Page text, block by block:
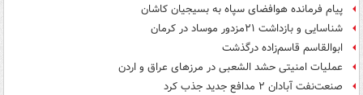
پیام فرمانده هوافضای سپاه به بسیجیان کاشان
شناسایی و بازداشت ۲۱مزدور موساد در کرمان
ابوالقاسم قاسم‌زاده درگذشت
عملیات امنیتی حشد الشعبی در مرزهای عراق و اردن
صنعت‌نفت آبادان ۲ مدافع جدید جذب کرد